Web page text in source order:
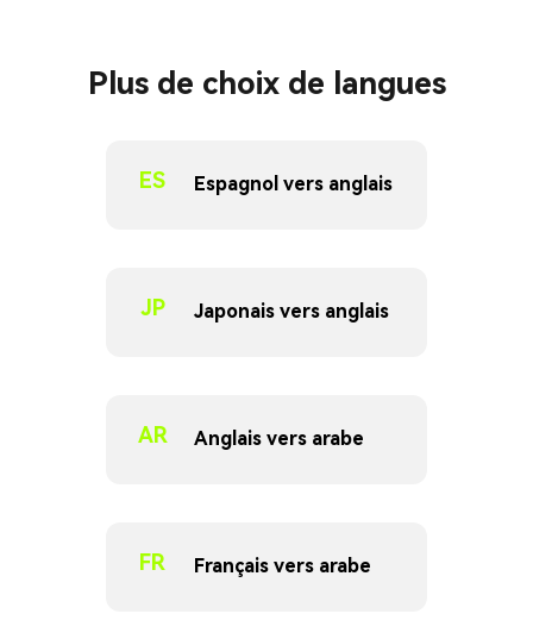
Plus de choix de langues
ES Espagnol vers anglais
JP Japonais vers anglais
AR Anglais vers arabe
FR Français vers arabe